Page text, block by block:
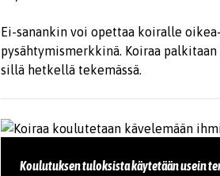
Ei-sanankin voi opettaa koiralle
pysähtymismerkkinä. Koiraa
sillä hetkellä tekemässä.
Koulutuksen tuloksista käytetään usein